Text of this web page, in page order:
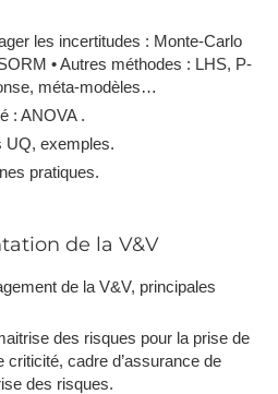
les incertitudes : Monte-Carlo
• Autres méthodes : LHS, P-
méta-modèles…
: ANOVA .
UQ, exemples.
pratiques.
de la V&V
de la V&V, principales
des risques pour la prise de
criticité, cadre d’assurance de
des risques.